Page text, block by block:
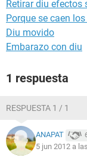
Retirar diu efectos
Porque se caen
Diu movido
Embarazo con diu
1 respuesta
RESPUESTA 1 / 1
ANAPAT
5 jun 2012 a